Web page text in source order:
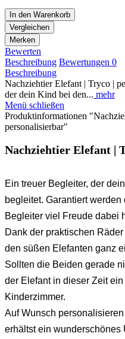
In den Warenkorb
Vergleichen
Merken
Bewerten
Beschreibung Bewertungen 0
Beschreibung
Nachziehtier Elefant | Tryco |
der dein Kind bei den... mehr
Menü schließen
Produktinformationen
personalisierbar"
Nachziehtier Elefant |
Ein treuer Begleiter, der
begleitet. Garantiert
Begleiter viel Freude dabei
Dank der praktischen
den süßen Elefanten ganz
Sollten die Beiden gerade
der Elefant in dieser Zeit
Kinderzimmer.
Auf Wunsch
erhältst ein wunderschönes